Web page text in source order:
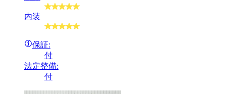
内装
保証:
付
法定整備:
付